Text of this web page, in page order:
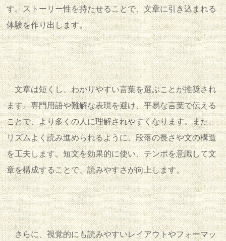
す。ストーリー性を持たせることで、文章に引き込まれる
体験を作り出します。
文章は短くし、わかりやすい言葉を選ぶことが推奨され
ます。専門用語や難解な表現を避け、平易な言葉で伝える
ことで、より多くの人に理解されやすくなります。また、
リズムよく読み進められるように、段落の長さや文の構造
を工夫します。短文を効果的に使い、テンポを意識して文
章を構成することで、読みやすさが向上します。
さらに、視覚的にも読みやすいレイアウトやフォーマッ